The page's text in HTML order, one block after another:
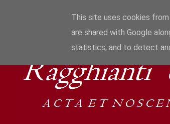
This site uses cookies
are shared with Google
statistics, and to detect